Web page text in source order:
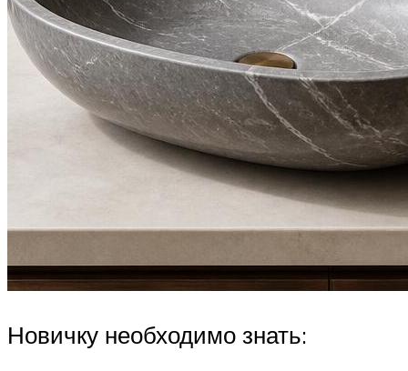
Новичку необходимо знать: